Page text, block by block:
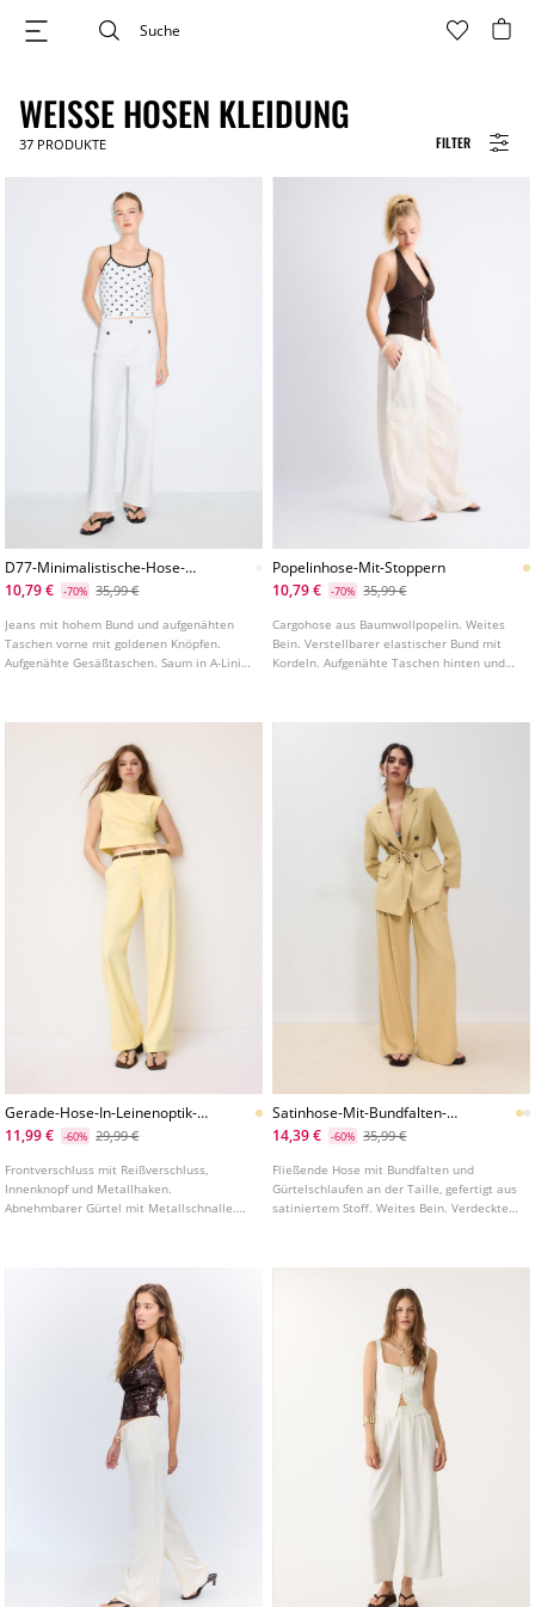
FILTER
WEISSE HOSEN KLEIDUNG
37 PRODUKTE
D77-Minimalistische-Hose-
Mit-Taschen-L01477778
10,79 € -70% 35,99 €
Jeans mit hohem Bund und aufgenähten
Taschen vorne mit goldenen Knöpfen.
Aufgenähte Gesäßtaschen. Saum in A-Linie.
Popelinhose-Mit-Stoppern
10,79 €
-70% 35,99 €
Cargohose aus Baumwollpopelin. Weites
Bein. Verstellbarer elastischer Bund mit
Kordeln. Aufgenähte Taschen hinten und
Farben erhältlich.
Gerade-Hose-In-Leinenoptik-
Mit-Gurtel
11,99 € -60% 29,99 €
Frontverschluss mit Reißverschluss,
Innenknopf und Metallhaken.
Abnehmbarer Gürtel mit Metallschnalle.
angedeutete Paspeltaschen hinten.
Satinhose-Mit-Bundfalten-
Und-Kette
14,39 € -60% 35,99 €
Fließende Hose mit Bundfalten und
Gürtelschlaufen an der Taille, gefertigt aus
satiniertem Stoff. Weites Bein. Verdeckter